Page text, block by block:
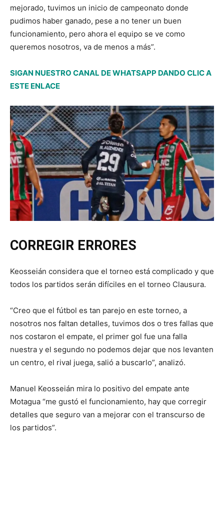
mejorado, tuvimos un inicio de campeonato donde
pudimos haber ganado, pese a no tener un buen
funcionamiento, pero ahora el equipo se ve como
queremos nosotros, va de menos a más”.
SIGAN NUESTRO CANAL DE WHATSAPP DANDO CLIC A
ESTE ENLACE
CORREGIR ERRORES
Keosseián considera que el torneo está complicado y que
todos los partidos serán difíciles en el torneo Clausura.
“Creo que el fútbol es tan parejo en este torneo, a
nosotros nos faltan detalles, tuvimos dos o tres fallas que
nos costaron el empate, el primer gol fue una falla
nuestra y el segundo no podemos dejar que nos levanten
un centro, el rival juega, salió a buscarlo”, analizó.
Manuel Keosseián mira lo positivo del empate ante
Motagua “me gustó el funcionamiento, hay que corregir
detalles que seguro van a mejorar con el transcurso de
los partidos”.